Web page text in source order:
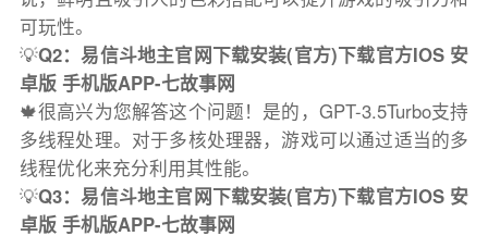
可玩性。
💡Q2：易信斗地主官网下载安装(官方)下载官方IOS 安
卓版 手机版APP-七故事网
🍁很高兴为您解答这个问题！是的，GPT-3.5Turbo支持
多线程处理。对于多核处理器，游戏可以通过适当的多
线程优化来充分利用其性能。
💡Q3：易信斗地主官网下载安装(官方)下载官方IOS 安
卓版 手机版APP-七故事网